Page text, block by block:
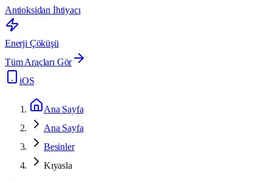
Antioksidan İhtiyacı
Enerji Çöküşü
Tüm Araçları Gör
iOS
Ana Sayfa
Ana Sayfa
Besinler
Kıyasla